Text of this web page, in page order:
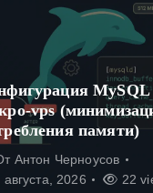
Cloud
FPM
От
1